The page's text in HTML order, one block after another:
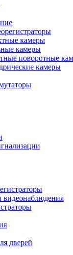
камеры
камеры
поворотные
камеры
дверей